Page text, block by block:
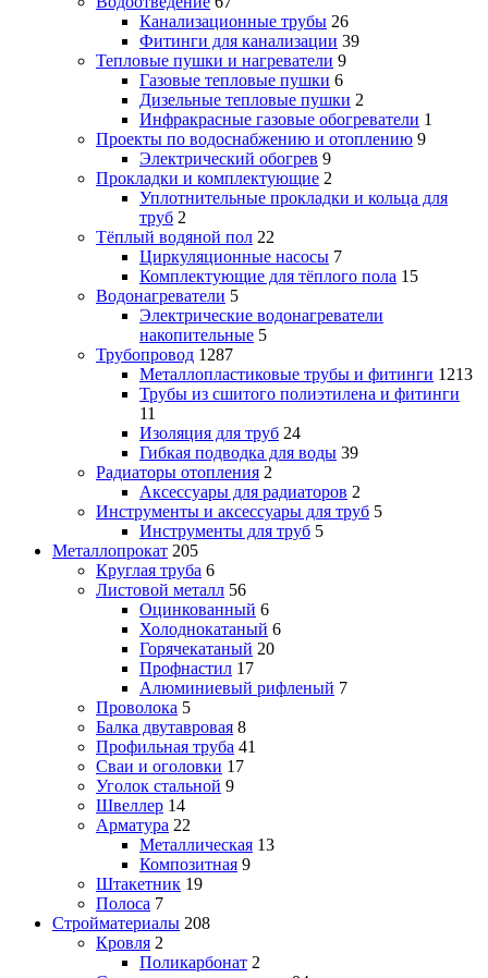
Канализационные трубы 26
Фитинги для канализации 39
Тепловые пушки и нагреватели 9
Газовые тепловые пушки 6
Дизельные тепловые пушки 2
Инфракрасные газовые обогреватели 1
Проекты по водоснабжению и отоплению 9
Электрический обогрев 9
Прокладки и комплектующие 2
Уплотнительные прокладки и кольца для
труб 2
Тёплый водяной пол 22
Циркуляционные насосы 7
Комплектующие для тёплого пола 15
Водонагреватели 5
Электрические водонагреватели
накопительные 5
Трубопровод 1287
Металлопластиковые трубы и фитинги 1213
Трубы из сшитого полиэтилена и фитинги
11
Изоляция для труб 24
Гибкая подводка для воды 39
Радиаторы отопления 2
Аксессуары для радиаторов 2
Инструменты и аксессуары для труб 5
Инструменты для труб 5
Металлопрокат 205
Круглая труба 6
Листовой металл 56
Оцинкованный 6
Холоднокатаный 6
Горячекатаный 20
Профнастил 17
Алюминиевый рифленый 7
Проволока 5
Балка двутавровая 8
Профильная труба 41
Сваи и оголовки 17
Уголок стальной 9
Швеллер 14
Арматура 22
Металлическая 13
Композитная 9
Штакетник 19
Полоса 7
Стройматериалы 208
Кровля 2
Поликарбонат 2